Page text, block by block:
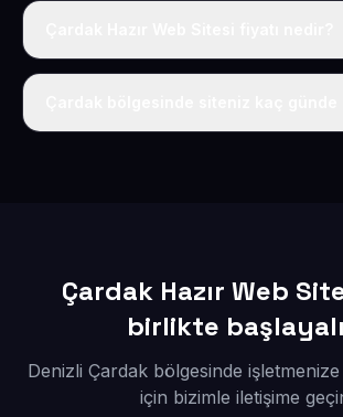
Tek fiyat uygulanır: yıllık 50 USD + KDV.
Çardak Hazır Web
birlikte
Denizli Çardak bölgesinde
için bizimle iletişime